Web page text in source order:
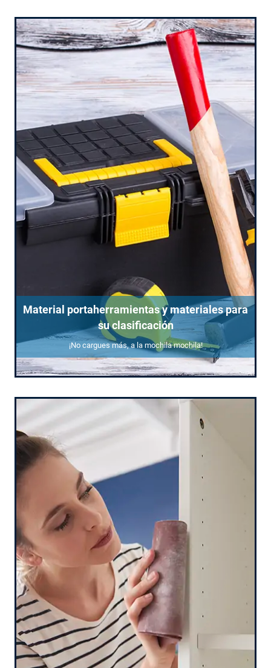
Material portaherramientas y materiales para
su clasificación
¡No cargues más, a la mochila mochila!